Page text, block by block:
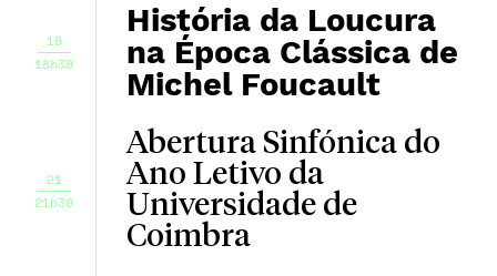
19
18h30
História da Loucura
na Época Clássica de
Michel Foucault
21
21h30
Abertura Sinfónica do
Ano Letivo da
Universidade de
Coimbra